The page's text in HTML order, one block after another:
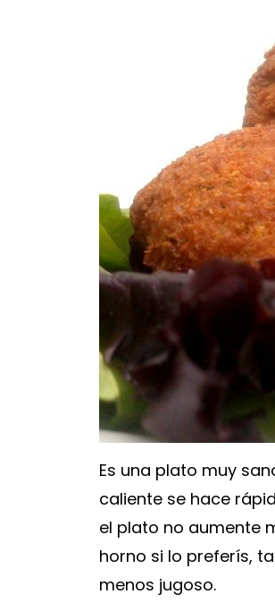
Es una plato muy
caliente se hace
el plato no aumente
horno si lo preferís,
menos jugoso.